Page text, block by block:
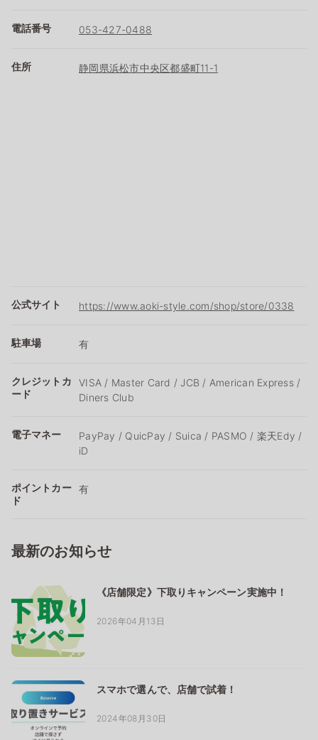
電話番号 053-427-0488
住所 静岡県浜松市中央区都盛町11-1
公式サイト https://www.aoki-style.com/shop/store/0338
駐車場 有
クレジットカ
ード
VISA / Master Card / JCB / American Express /
Diners Club
電子マネー
PayPay / QuicPay / Suica / PASMO / 楽天Edy /
iD
ポイントカー
ド
有
最新のお知らせ
《店舗限定》下取りキャンペーン実施中！
2026年04月13日
スマホで選んで、店舗で試着！
2024年08月30日